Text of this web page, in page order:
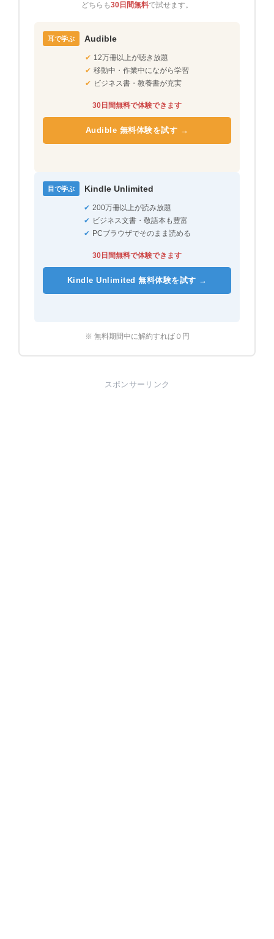
どちらも30日間無料で試せます。
耳で学ぶ Audible
✔ 12万冊以上が聴き放題
✔ 移動中・作業中にながら学習
✔ ビジネス書・教養書が充実
30日間無料で体験できます
Audible 無料体験を試す →
目で学ぶ Kindle Unlimited
✔ 200万冊以上が読み放題
✔ ビジネス文書・敬語本も豊富
✔ PCブラウザでそのまま読める
30日間無料で体験できます
Kindle Unlimited 無料体験を試す →
※ 無料期間中に解約すれば０円
スポンサーリンク